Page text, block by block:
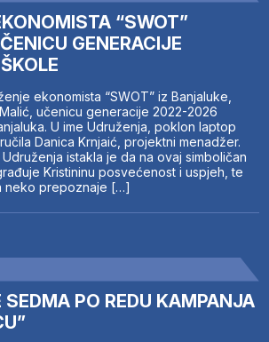
“SWOT”
GENERACIJE
ekonomista “SWOT” iz Banjaluke,
učenicu generacije 2022-2026
U ime Udruženja, poklon laptop
Danica Krnjaić, projektni menadžer.
istakla je da na ovaj simboličan
Kristininu posvećenost i uspjeh, te
neko prepoznaje […]
SEDMA PO REDU KAMPANJA